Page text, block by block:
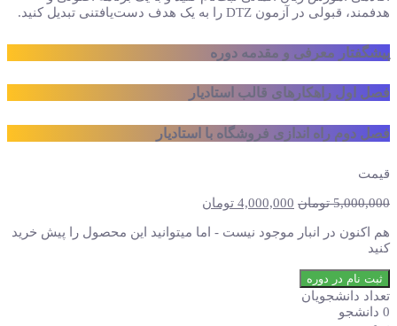
هدفمند، قبولی در آزمون DTZ را به یک هدف دست‌یافتنی تبدیل کنید.
پیشگفتار معرفی و مقدمه دوره
فصل اول راهکارهای قالب استادیار
فصل دوم راه اندازی فروشگاه با استادیار
قیمت
5,000,000 تومان قیمت
5,000,000 تومان
4,000,000 تومان
4,000,000 تومان.
هم اکنون در انبار موجود نیست - اما میتوانید این محصول را پیش خرید
کنید
آمادگی
آزمون
DTZ
زبان
ثبت نام در دوره
تعداد دانشجویان
0 دانشجو